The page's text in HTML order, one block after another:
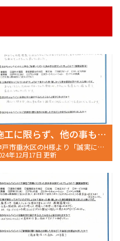
施工に限らず、他の事も含めて誠実に対応していただける会社だと思います
神戸市垂水区のH様より「誠実に対応していただける会社です」〜完工後アンケート〜
年12月17日 更新